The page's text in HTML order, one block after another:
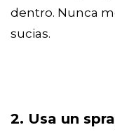
dentro. Nunca
sucias.
2. Usa un